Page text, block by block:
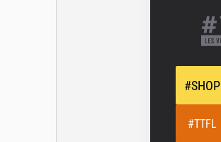
#SHOP
#TTFL